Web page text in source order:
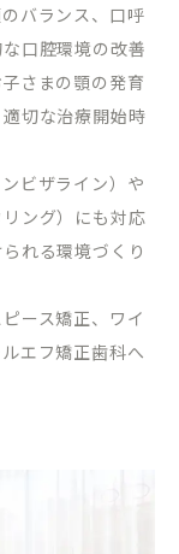
バランス、口呼
口腔環境の改善
さまの顎の発育
切な治療開始時
ビザライン）や
ング）にも対応
れる環境づくり
ース矯正、ワイ
エフ矯正歯科へ